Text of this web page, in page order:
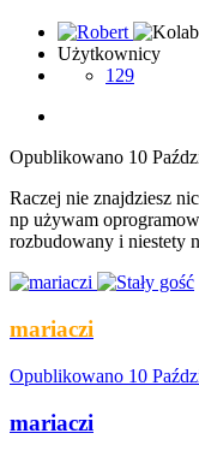
Użytkownicy
129
Opublikowano 10
Raczej nie znajdziesz
np używam
rozbudowany i niestety
mariaczi
Opublikowano 10
mariaczi